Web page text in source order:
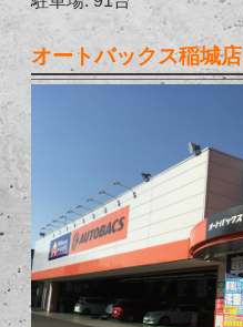
オートバックス稲城店